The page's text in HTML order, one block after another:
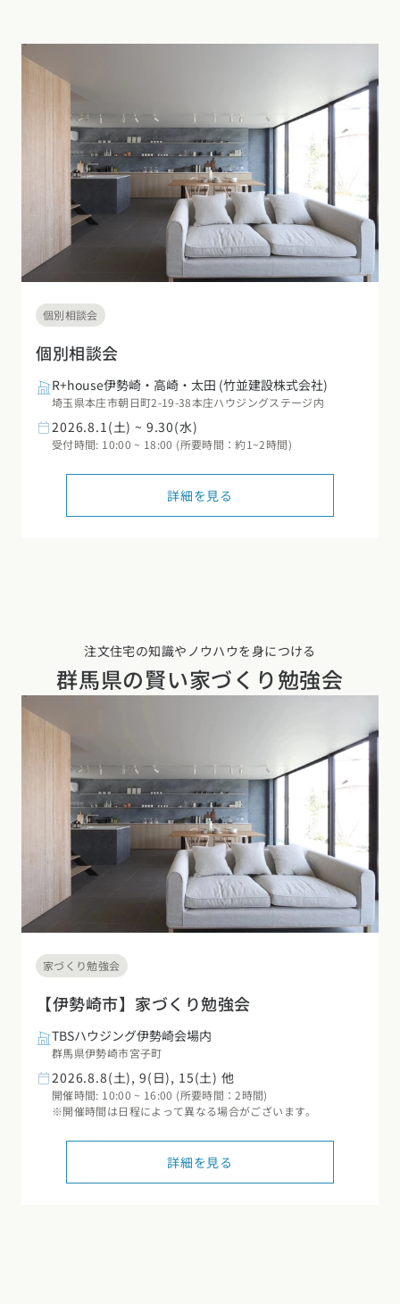
個別相談会
個別相談会
R+house伊勢崎・高崎・太田 (竹並建設株式会社)
埼玉県本庄市朝日町2-19-38本庄ハウジングステージ内
2026.8.1(土) ~ 9.30(水)
受付時間: 10:00 ~ 18:00 (所要時間：約1~2時間)
詳細を見る
注文住宅の知識やノウハウを身につける
群馬県の賢い家づくり勉強会
家づくり勉強会
【伊勢崎市】家づくり勉強会
TBSハウジング伊勢崎会場内
群馬県伊勢崎市宮子町
2026.8.8(土), 9(日), 15(土) 他
開催時間: 10:00 ~ 16:00 (所要時間：2時間)
※開催時間は日程によって異なる場合がございます。
詳細を見る